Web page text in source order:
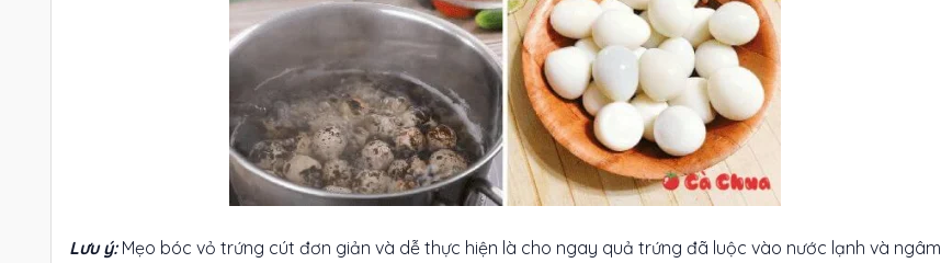
Lưu ý:Mẹo bóc vỏ trứng cút đơn giản và dễ thực hiện là cho ngay quả trứng đã luộc vào nước lạnh và ngâm